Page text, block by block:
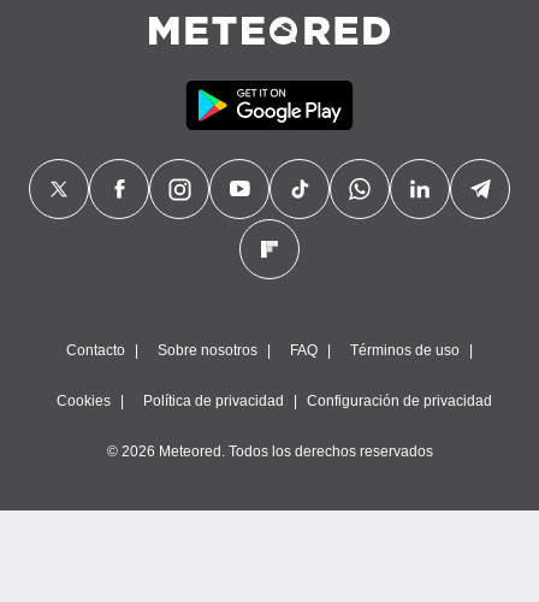
Contacto Sobre nosotros FAQ Términos de uso
Cookies Política de privacidad Configuración de privacidad
© 2026 Meteored. Todos los derechos reservados